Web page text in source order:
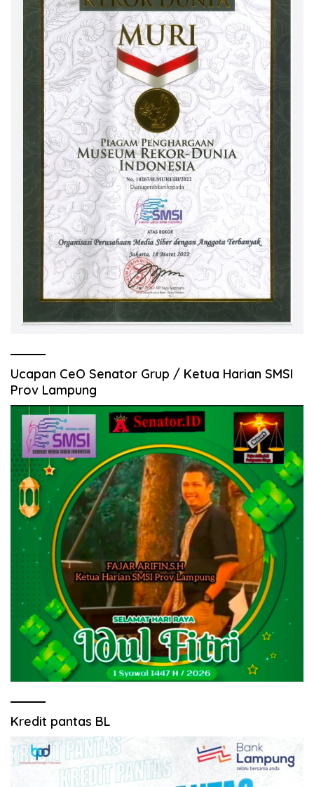
Ucapan CeO Senator Grup / Ketua Harian SMSI
Prov Lampung
Kredit pantas BL